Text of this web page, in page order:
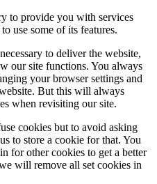
to provide you with services
use some of its features.
to deliver the website,
our site functions. You always
your browser settings and
But this will always
when revisiting our site.
cookies but to avoid asking
to store a cookie for that. You
for other cookies to get a better
will remove all set cookies in